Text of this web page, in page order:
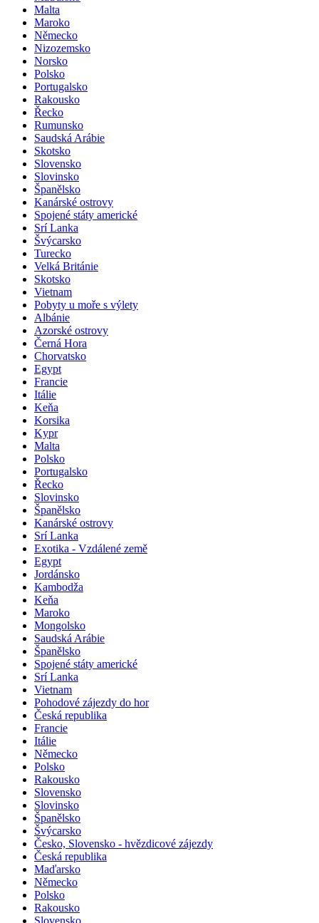
Malta
Maroko
Německo
Nizozemsko
Norsko
Polsko
Portugalsko
Rakousko
Řecko
Rumunsko
Saudská Arábie
Skotsko
Slovensko
Slovinsko
Španělsko
Kanárské ostrovy
Spojené státy americké
Srí Lanka
Švýcarsko
Turecko
Velká Británie
Skotsko
Vietnam
Pobyty u moře s výlety
Albánie
Azorské ostrovy
Černá Hora
Chorvatsko
Egypt
Francie
Itálie
Keňa
Korsika
Kypr
Malta
Polsko
Portugalsko
Řecko
Slovinsko
Španělsko
Kanárské ostrovy
Srí Lanka
Exotika - Vzdálené země
Egypt
Jordánsko
Kambodža
Keňa
Maroko
Mongolsko
Saudská Arábie
Španělsko
Spojené státy americké
Srí Lanka
Vietnam
Pohodové zájezdy do hor
Česká republika
Francie
Itálie
Německo
Polsko
Rakousko
Slovensko
Slovinsko
Španělsko
Švýcarsko
Česko, Slovensko - hvězdicové zájezdy
Česká republika
Maďarsko
Německo
Polsko
Rakousko
Slovensko